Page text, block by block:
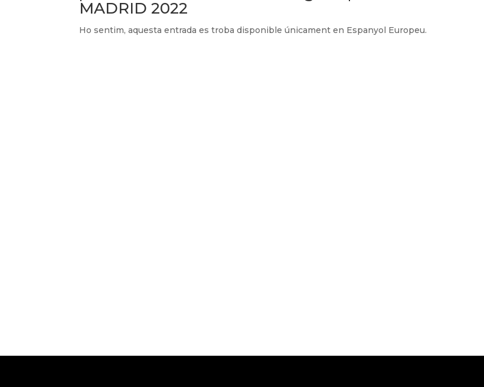
MADRID 2022
Ho sentim, aquesta entrada es troba disponible únicament en Espanyol Europeu.